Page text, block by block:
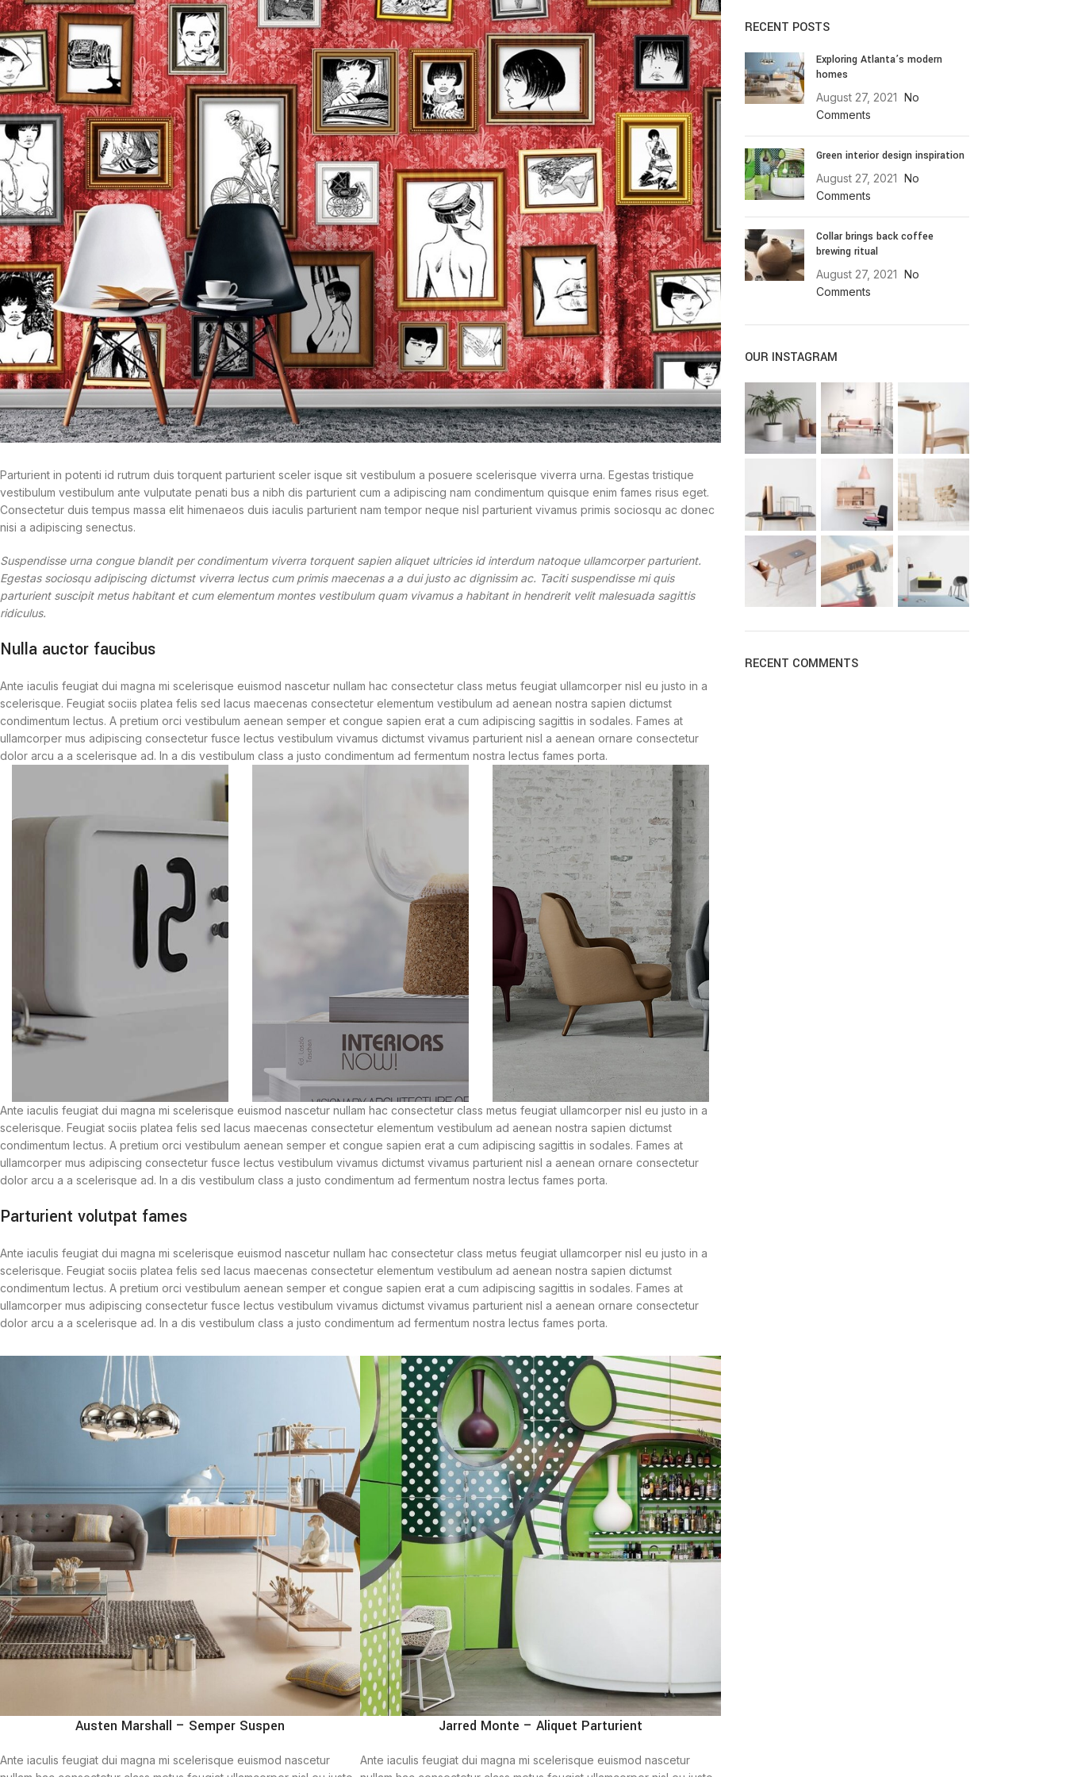
Parturient in potenti id rutrum duis torquent parturient sceler isque sit vestibulum a posuere scelerisque viverra urna. Egestas tristique
vestibulum vestibulum ante vulputate penati bus a nibh dis parturient cum a adipiscing nam condimentum quisque enim fames risus eget.
Consectetur duis tempus massa elit himenaeos duis iaculis parturient nam tempor neque nisl parturient vivamus primis sociosqu ac donec
nisi a adipiscing senectus.
Suspendisse urna congue blandit per condimentum viverra torquent sapien aliquet ultricies id interdum natoque ullamcorper parturient.
Egestas sociosqu adipiscing dictumst viverra lectus cum primis maecenas a a dui justo ac dignissim ac. Taciti suspendisse mi quis
parturient suscipit metus habitant et cum elementum montes vestibulum quam vivamus a habitant in hendrerit velit malesuada sagittis
ridiculus.
Nulla auctor faucibus
Ante iaculis feugiat dui magna mi scelerisque euismod nascetur nullam hac consectetur class metus feugiat ullamcorper nisl eu justo in a
scelerisque. Feugiat sociis platea felis sed lacus maecenas consectetur elementum vestibulum ad aenean nostra sapien dictumst
condimentum lectus. A pretium orci vestibulum aenean semper et congue sapien erat a cum adipiscing sagittis in sodales. Fames at
ullamcorper mus adipiscing consectetur fusce lectus vestibulum vivamus dictumst vivamus parturient nisl a aenean ornare consectetur
dolor arcu a a scelerisque ad. In a dis vestibulum class a justo condimentum ad fermentum nostra lectus fames porta.
Ante iaculis feugiat dui magna mi scelerisque euismod nascetur nullam hac consectetur class metus feugiat ullamcorper nisl eu justo in a
scelerisque. Feugiat sociis platea felis sed lacus maecenas consectetur elementum vestibulum ad aenean nostra sapien dictumst
condimentum lectus. A pretium orci vestibulum aenean semper et congue sapien erat a cum adipiscing sagittis in sodales. Fames at
ullamcorper mus adipiscing consectetur fusce lectus vestibulum vivamus dictumst vivamus parturient nisl a aenean ornare consectetur
dolor arcu a a scelerisque ad. In a dis vestibulum class a justo condimentum ad fermentum nostra lectus fames porta.
Parturient volutpat fames
Ante iaculis feugiat dui magna mi scelerisque euismod nascetur nullam hac consectetur class metus feugiat ullamcorper nisl eu justo in a
scelerisque. Feugiat sociis platea felis sed lacus maecenas consectetur elementum vestibulum ad aenean nostra sapien dictumst
condimentum lectus. A pretium orci vestibulum aenean semper et congue sapien erat a cum adipiscing sagittis in sodales. Fames at
ullamcorper mus adipiscing consectetur fusce lectus vestibulum vivamus dictumst vivamus parturient nisl a aenean ornare consectetur
dolor arcu a a scelerisque ad. In a dis vestibulum class a justo condimentum ad fermentum nostra lectus fames porta.
Austen Marshall – Semper Suspen
Ante iaculis feugiat dui magna mi scelerisque euismod nascetur
Jarred Monte – Aliquet Parturient
Ante iaculis feugiat dui magna mi scelerisque euismod nascetur
RECENT POSTS
Exploring Atlanta’s modern
homes
August 27, 2021 No
Comments
Green interior design inspiration
August 27, 2021 No
Comments
Collar brings back coffee
brewing ritual
August 27, 2021 No
Comments
OUR INSTAGRAM
RECENT COMMENTS